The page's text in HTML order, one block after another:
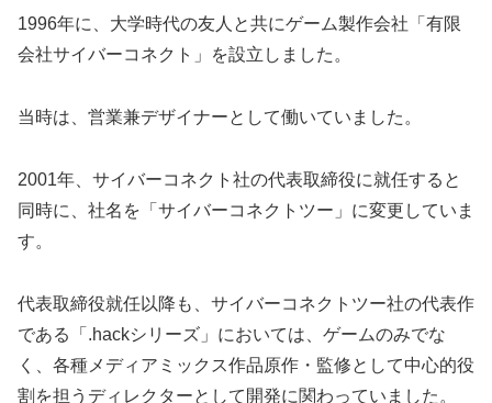
1996年に、大学時代の友人と共にゲーム製作会社「有限
会社サイバーコネクト」を設立しました。
当時は、営業兼デザイナーとして働いていました。
2001年、サイバーコネクト社の代表取締役に就任すると
同時に、社名を「サイバーコネクトツー」に変更していま
す。
代表取締役就任以降も、サイバーコネクトツー社の代表作
である「.hackシリーズ」においては、ゲームのみでな
く、各種メディアミックス作品原作・監修として中心的役
割を担うディレクターとして開発に関わっていました。